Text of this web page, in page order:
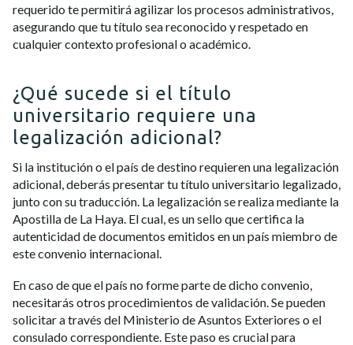
requerido te permitirá agilizar los procesos administrativos,
asegurando que tu título sea reconocido y respetado en
cualquier contexto profesional o académico.
¿Qué sucede si el título
universitario requiere una
legalización adicional?
Si la institución o el país de destino requieren una legalización
adicional, deberás presentar tu título universitario legalizado,
junto con su traducción. La legalización se realiza mediante la
Apostilla de La Haya. El cual, es un sello que certifica la
autenticidad de documentos emitidos en un país miembro de
este convenio internacional.
En caso de que el país no forme parte de dicho convenio,
necesitarás otros procedimientos de validación. Se pueden
solicitar a través del Ministerio de Asuntos Exteriores o el
consulado correspondiente. Este paso es crucial para